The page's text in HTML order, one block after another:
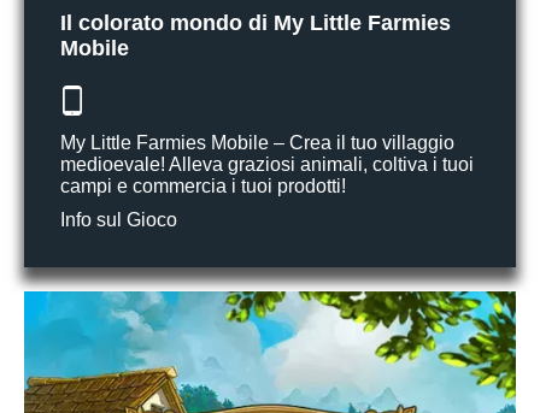
Il colorato mondo di My Little Farmies
Mobile
My Little Farmies Mobile – Crea il tuo villaggio
medioevale! Alleva graziosi animali, coltiva i tuoi
campi e commercia i tuoi prodotti!
Info sul Gioco